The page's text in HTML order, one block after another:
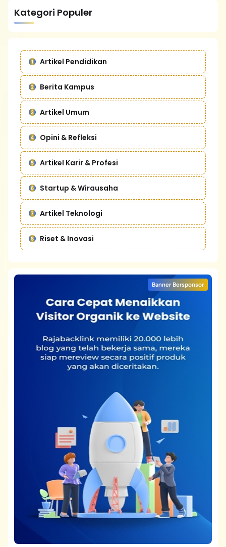
Kategori Populer
Artikel Pendidikan
Berita Kampus
Artikel Umum
Opini & Refleksi
Artikel Karir & Profesi
Startup & Wirausaha
Artikel Teknologi
Riset & Inovasi
Banner Bersponsor